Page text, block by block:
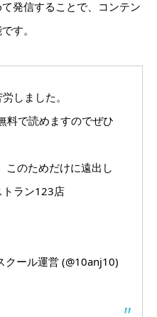
発信することで、コンテン
す。
しました。
料で読めますのでぜひ
このためだけに遠出し
トラン123店
ール運営 (@10anj10)